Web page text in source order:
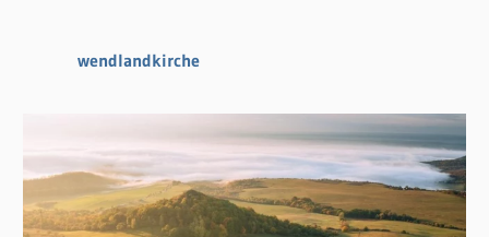
wendlandkirche